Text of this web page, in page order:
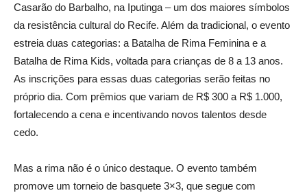
Casarão do Barbalho, na Iputinga – um dos maiores símbolos
da resistência cultural do Recife. Além da tradicional, o evento
estreia duas categorias: a Batalha de Rima Feminina e a
Batalha de Rima Kids, voltada para crianças de 8 a 13 anos.
As inscrições para essas duas categorias serão feitas no
próprio dia. Com prêmios que variam de R$ 300 a R$ 1.000,
fortalecendo a cena e incentivando novos talentos desde
cedo.
Mas a rima não é o único destaque. O evento também
promove um torneio de basquete 3×3, que segue com